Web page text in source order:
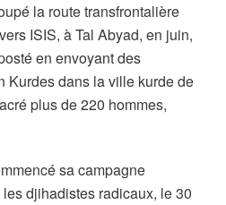
la route transfrontalière
ISIS, à Tal Abyad, en juin,
en envoyant des
Kurdes dans la ville kurde de
plus de 220 hommes,
sa campagne
djihadistes radicaux, le 30